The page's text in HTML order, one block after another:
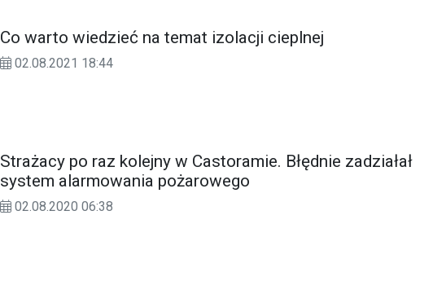
Co warto wiedzieć na temat izolacji cieplnej
02.08.2021 18:44
Strażacy po raz kolejny w Castoramie. Błędnie zadziałał
system alarmowania pożarowego
02.08.2020 06:38